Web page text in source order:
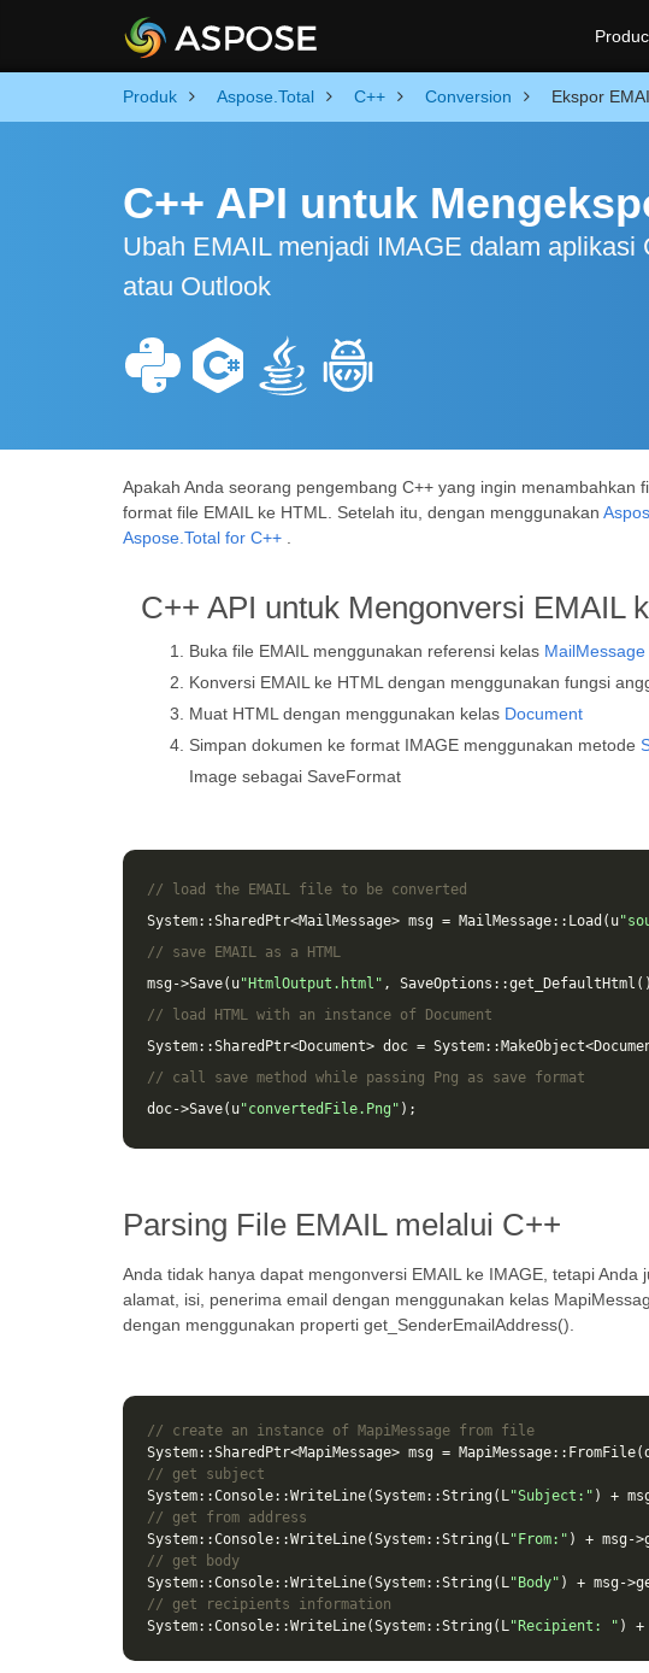
Produk Aspose.Total C++ Conversion Ekspor
C++ API untuk
Ubah EMAIL menjadi IMAGE dalam
atau Outlook
Apakah Anda seorang pengembang C++ yang ingin menambahkan
format file EMAIL ke HTML. Setelah itu, dengan menggunakan
Aspose.Total for C++
C++ API untuk Mengonversi EMAIL
Buka file EMAIL menggunakan referensi kelas MailMessage
Konversi EMAIL ke HTML dengan menggunakan fungsi
Muat HTML dengan menggunakan kelas Document
Simpan dokumen ke format IMAGE menggunakan metode
Image sebagai SaveFormat
// load the EMAIL file to be converted
System::SharedPtr<MailMessage> msg = MailMessage:: Load ( u
// save EMAIL as a HTML
msg ->Save( u"HtmlOutput.html" , SaveOptions ::get_DefaultHtml
// load HTML with an instance of Document
System::SharedPtr<Document> doc = System:: MakeObject<
// call save method while passing Png as save format
doc->Save( u"convertedFile.Png" );
Parsing File EMAIL melalui C++
Anda tidak hanya dapat mengonversi EMAIL ke IMAGE, tetapi
alamat, isi, penerima email dengan menggunakan kelas
dengan menggunakan properti get_SenderEmailAddress().
// create an instance of MapiMessage from file
System::SharedPtr<MapiMessage> msg = MapiMessage:: FromFile(
// get subject
System::Console::WriteLine(System::String ( L"Subject:" ) +
// get from address
System::Console::WriteLine(System::String ( L"From:" ) + msg ->
// get body
System::Console::WriteLine(System::String ( L"Body" ) + msg ->
// get recipients information
System::Console::WriteLine(System::String ( L"Recipient: " ) +